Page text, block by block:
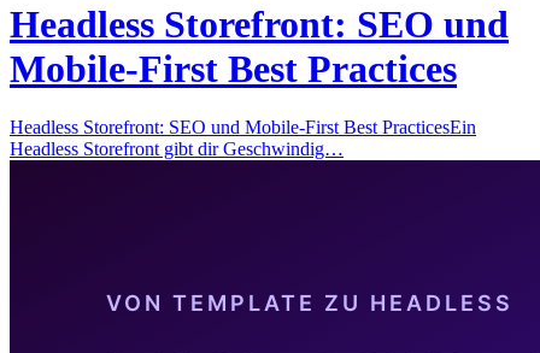
Headless Storefront: SEO und
Mobile-First Best Practices
Headless Storefront: SEO und Mobile-First Best PracticesEin
Headless Storefront gibt dir Geschwindig…